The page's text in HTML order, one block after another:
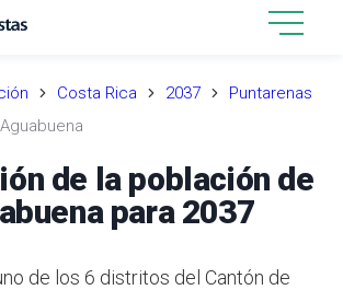
Costa Rica 2037
Puntarenas
Aguabuena
de la población de
para 2037
de los 6 distritos del Cantón de